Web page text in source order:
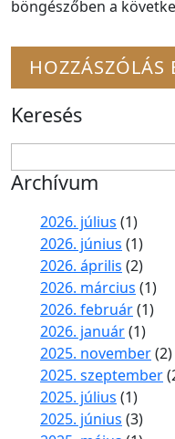
böngészőben a
Keresés
Archívum
2026. július (1)
2026. június (1)
2026. április (2)
2026. március (1)
2026. február(1)
2026. január(1)
2025. november(2)
2025. szeptember
2025. július (1)
2025. június (3)